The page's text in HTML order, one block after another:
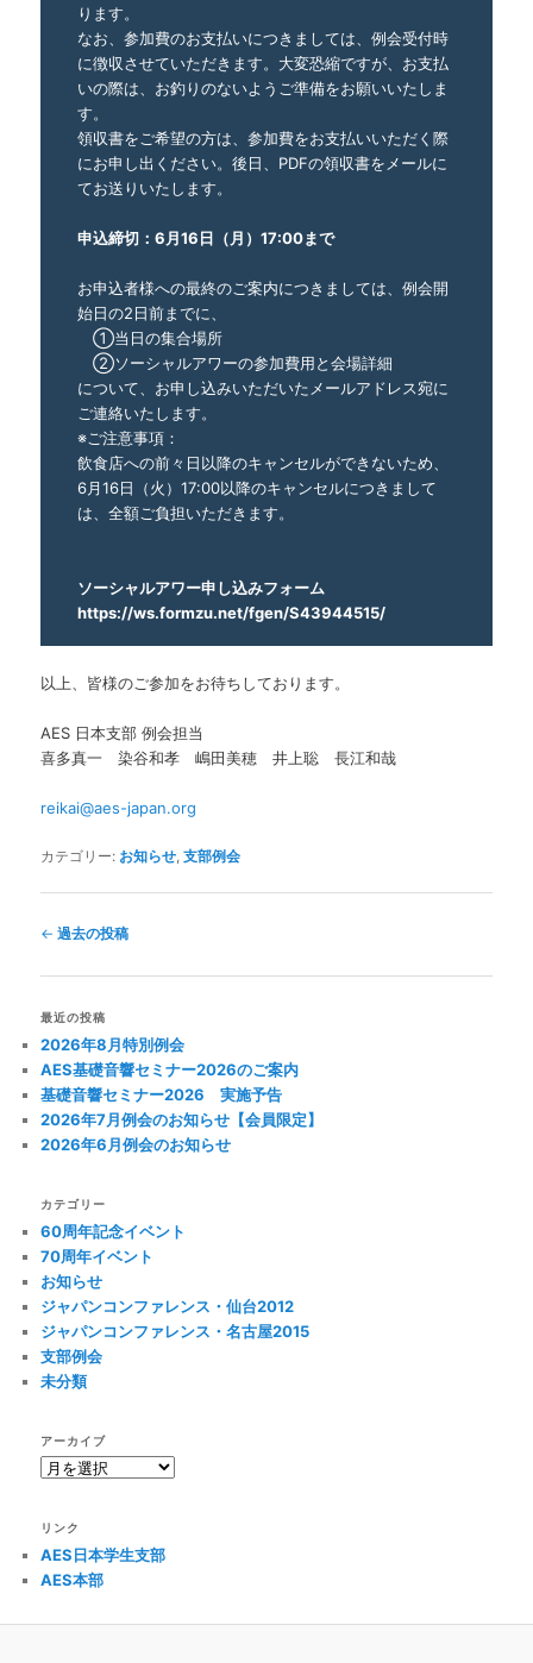
ります。
なお、参加費のお支払いにつきましては、例会受付時
に徴収させていただきます。大変恐縮ですが、お支払
いの際は、お釣りのないようご準備をお願いいたしま
す。
領収書をご希望の方は、参加費をお支払いいただく際
にお申し出ください。後日、PDFの領収書をメールに
てお送りいたします。
申込締切：6月16日（月）17:00まで
お申込者様への最終のご案内につきましては、例会開
始日の2日前までに、
①当日の集合場所
②ソーシャルアワーの参加費用と会場詳細
について、お申し込みいただいたメールアドレス宛に
ご連絡いたします。
※ご注意事項：
飲食店への前々日以降のキャンセルができないため、
6月16日（火）17:00以降のキャンセルにつきまして
は、全額ご負担いただきます。
ソーシャルアワー申し込みフォーム
https://ws.formzu.net/fgen/S43944515/
以上、皆様のご参加をお待ちしております。
AES 日本支部 例会担当
喜多真一 染谷和孝 嶋田美穂 井上聡 長江和哉
reikai@aes-japan.org
カテゴリー: お知らせ,支部例会
投
ナ
ゲ
ー
シ
ョ
ン
← 過去の投稿
最近の投稿
2026年8月特別例会
AES基礎音響セミナー2026のご案内
基礎音響セミナー2026 実施予告
2026年7月例会のお知らせ【会員限定】
2026年6月例会のお知らせ
カテゴリー
60周年記念イベント
70周年イベント
お知らせ
ジャパンコンファレンス・仙台2012
ジャパンコンファレンス・名古屋2015
支部例会
未分類
アーカイブ
ア
イ
ブ
リンク
AES日本学生支部
AES本部